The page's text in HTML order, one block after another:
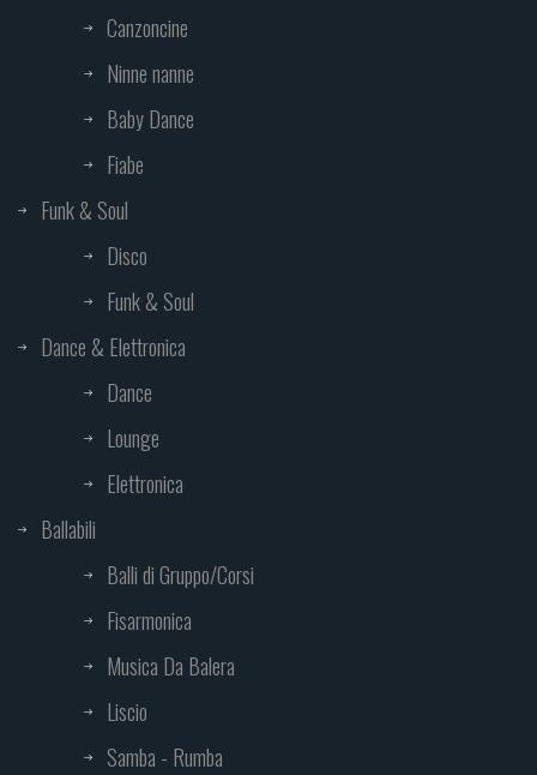
Canzoncine
Ninne nanne
Baby Dance
Fiabe
Funk & Soul
Disco
Funk & Soul
Dance & Elettronica
Dance
Lounge
Elettronica
Ballabili
Balli di Gruppo/Corsi
Fisarmonica
Musica Da Balera
Liscio
Samba - Rumba